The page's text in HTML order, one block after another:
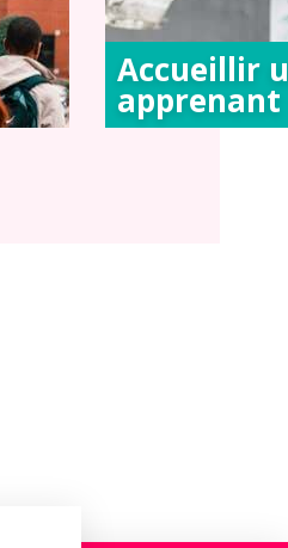
Accueillir
apprenant